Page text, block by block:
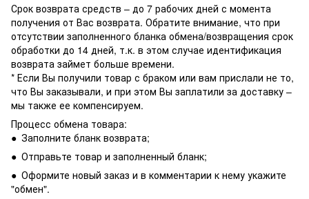
Срок возврата средств – до 7 рабочих дней с момента
получения от Вас возврата. Обратите внимание, что при
отсутствии заполненного бланка обмена/возвращения срок
обработки до 14 дней, т.к. в этом случае идентификация
возврата займет больше времени.
* Если Вы получили товар с браком или вам прислали не то,
что Вы заказывали, и при этом Вы заплатили за доставку –
мы также ее компенсируем.
Процесс обмена товара:
● Заполните бланк возврата;
● Отправьте товар и заполненный бланк;
● Оформите новый заказ и в комментарии к нему укажите
"обмен".